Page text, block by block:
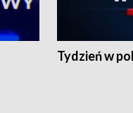
Tydzień w